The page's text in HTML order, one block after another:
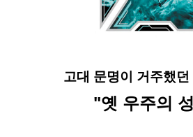
고대 문명이 거주했던
"옛 우주의